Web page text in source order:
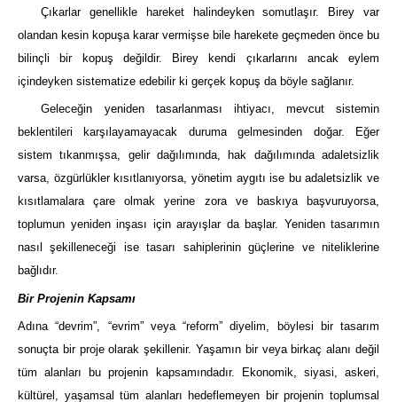
Çıkarlar genellikle hareket halindeyken somutlaşır. Birey var
olandan kesin kopuşa karar vermişse bile harekete geçmeden önce bu
bilinçli bir kopuş değildir. Birey kendi çıkarlarını ancak eylem
içindeyken sistematize edebilir ki gerçek kopuş da böyle sağlanır.
Geleceğin yeniden tasarlanması ihtiyacı, mevcut sistemin
beklentileri karşılayamayacak duruma gelmesinden doğar. Eğer
sistem tıkanmışsa, gelir dağılımında, hak dağılımında adaletsizlik
varsa, özgürlükler kısıtlanıyorsa, yönetim aygıtı ise bu adaletsizlik ve
kısıtlamalara çare olmak yerine zora ve baskıya başvuruyorsa,
toplumun yeniden inşası için arayışlar da başlar. Yeniden tasarımın
nasıl şekilleneceği ise tasarı sahiplerinin güçlerine ve niteliklerine
bağlıdır.
Bir Projenin Kapsamı
Adına “devrim”, “evrim” veya “reform” diyelim, böylesi bir tasarım
sonuçta bir proje olarak şekillenir. Yaşamın bir veya birkaç alanı değil
tüm alanları bu projenin kapsamındadır. Ekonomik, siyasi, askeri,
kültürel, yaşamsal tüm alanları hedeflemeyen bir projenin toplumsal